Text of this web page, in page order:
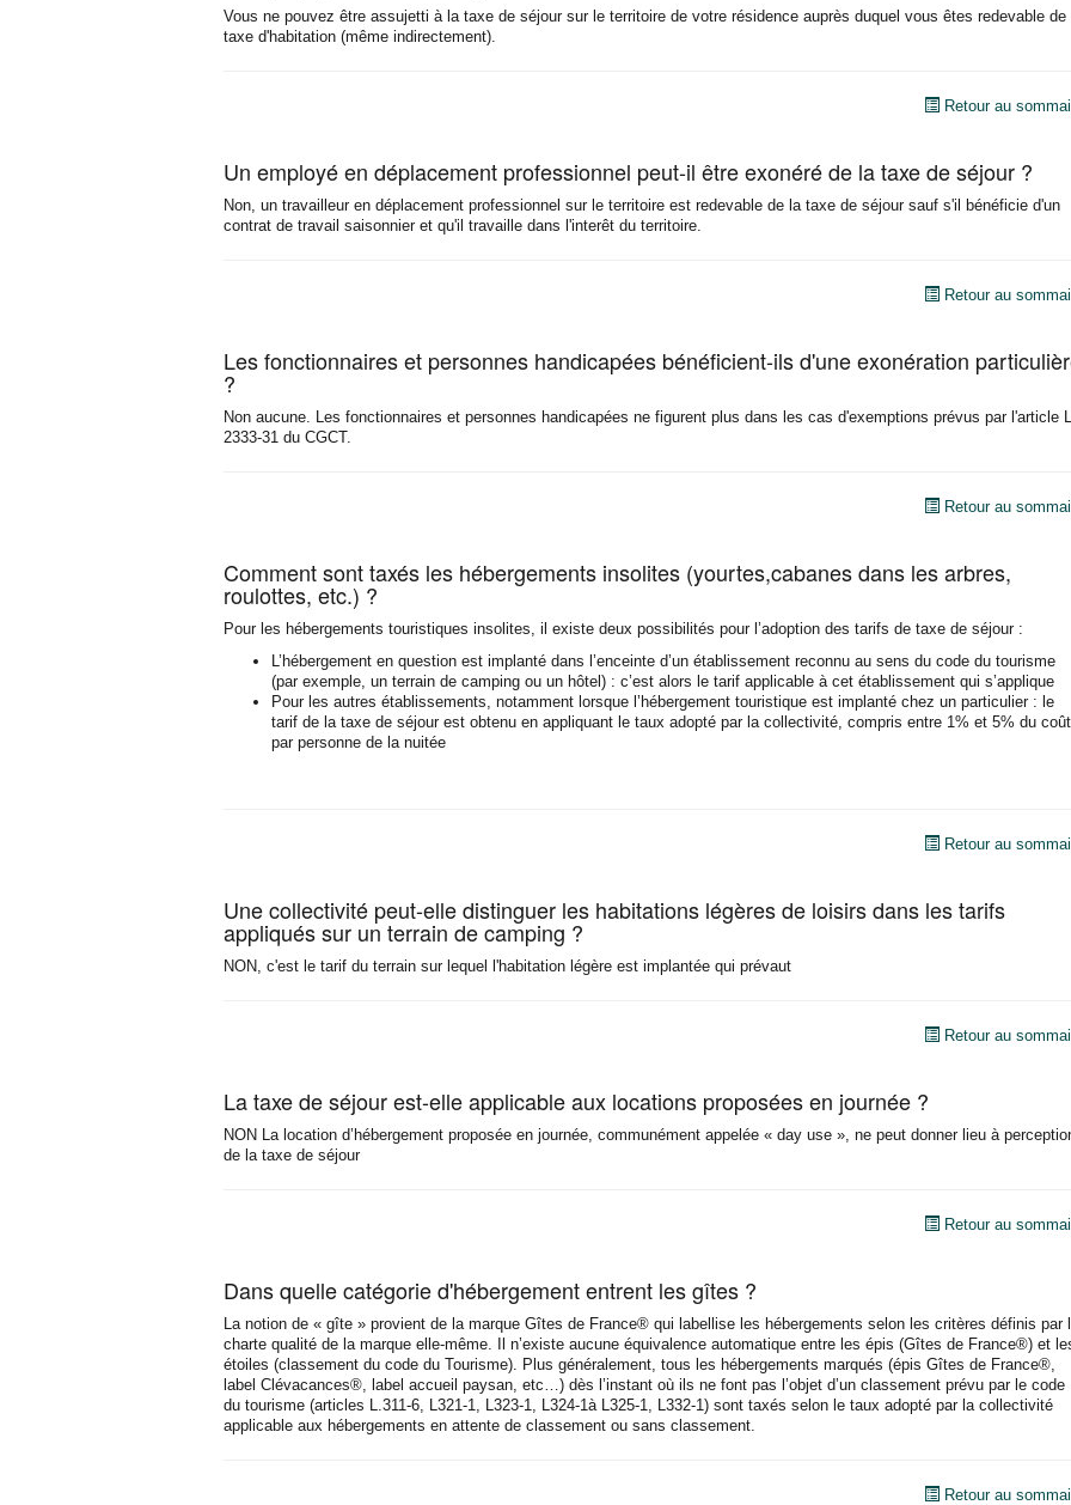
Vous ne pouvez être assujetti à la taxe de séjour sur le territoire de votre résidence auprès duquel vous êtes redevable de
taxe d'habitation (même indirectement).
Retour au
Un employé en déplacement professionnel peut-il être exonéré de la taxe de séjour ?
Non, un travailleur en déplacement professionnel sur le territoire est redevable de la taxe de séjour sauf s'il bénéficie d'un
contrat de travail saisonnier et qu'il travaille dans l'interêt du territoire.
Retour au
Les fonctionnaires et personnes handicapées bénéficient-ils d'une exonération
?
Non aucune. Les fonctionnaires et personnes handicapées ne figurent plus dans les cas d'exemptions prévus par l'article
2333-31 du CGCT.
Retour au
Comment sont taxés les hébergements insolites (yourtes,cabanes dans les arbres,
roulottes, etc.) ?
Pour les hébergements touristiques insolites, il existe deux possibilités pour l’adoption des tarifs de taxe de séjour :
L’hébergement en question est implanté dans l’enceinte d’un établissement reconnu au sens du code du tourisme
(par exemple, un terrain de camping ou un hôtel) : c’est alors le tarif applicable à cet établissement qui s’applique
Pour les autres établissements, notamment lorsque l’hébergement touristique est implanté chez un particulier : le
tarif de la taxe de séjour est obtenu en appliquant le taux adopté par la collectivité, compris entre 1% et 5% du coût
par personne de la nuitée
Retour au
Une collectivité peut-elle distinguer les habitations légères de loisirs dans les tarifs
appliqués sur un terrain de camping ?
NON, c'est le tarif du terrain sur lequel l'habitation légère est implantée qui prévaut
Retour au
La taxe de séjour est-elle applicable aux locations proposées en journée ?
NON La location d’hébergement proposée en journée, communément appelée « day use », ne peut donner lieu à
de la taxe de séjour
Retour au
Dans quelle catégorie d'hébergement entrent les gîtes ?
La notion de « gîte » provient de la marque Gîtes de France® qui labellise les hébergements selon les critères définis par
charte qualité de la marque elle-même. Il n’existe aucune équivalence automatique entre les épis (Gîtes de France®) et
étoiles (classement du code du Tourisme). Plus généralement, tous les hébergements marqués (épis Gîtes de France®,
label Clévacances®, label accueil paysan, etc…) dès l’instant où ils ne font pas l’objet d’un classement prévu par le code
du tourisme (articles L.311-6, L321-1, L323-1, L324-1à L325-1, L332-1) sont taxés selon le taux adopté par la collectivité
applicable aux hébergements en attente de classement ou sans classement.
Retour au